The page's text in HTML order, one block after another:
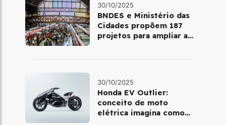
30/10/2025
BNDES e Ministério das
Cidades propõem 187
projetos para ampliar a
30/10/2025
Honda EV Outlier:
conceito de moto
elétrica imagina como